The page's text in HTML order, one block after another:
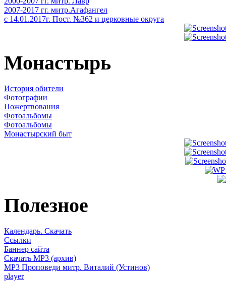
2007-2017 гг. митр.Агафангел
с 14.01.2017г. Пост. №362 и церковные округа
Монастырь
История обители
Фотографии
Пожертвования
Фотоальбомы
Фотоальбомы
Монастырский быт
Полезное
Календарь. Скачать
Ссылки
Баннер сайта
Скачать MP3 (архив)
MP3 Проповеди митр. Виталий (Устинов)
player